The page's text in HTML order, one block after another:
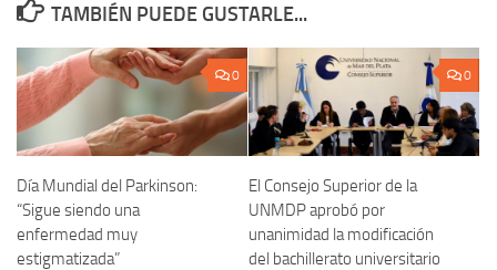
TAMBIÉN PUEDE GUSTARLE...
0
Día Mundial del Parkinson:
“Sigue siendo una
enfermedad muy
estigmatizada”
0
El Consejo Superior de la
UNMDP aprobó por
unanimidad la modificación
del bachillerato universitario